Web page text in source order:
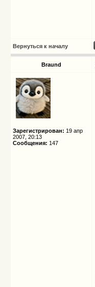
Вернуться к началу
Braund
Зарегистрирован: 19 апр
2007, 20:13
Сообщения: 147